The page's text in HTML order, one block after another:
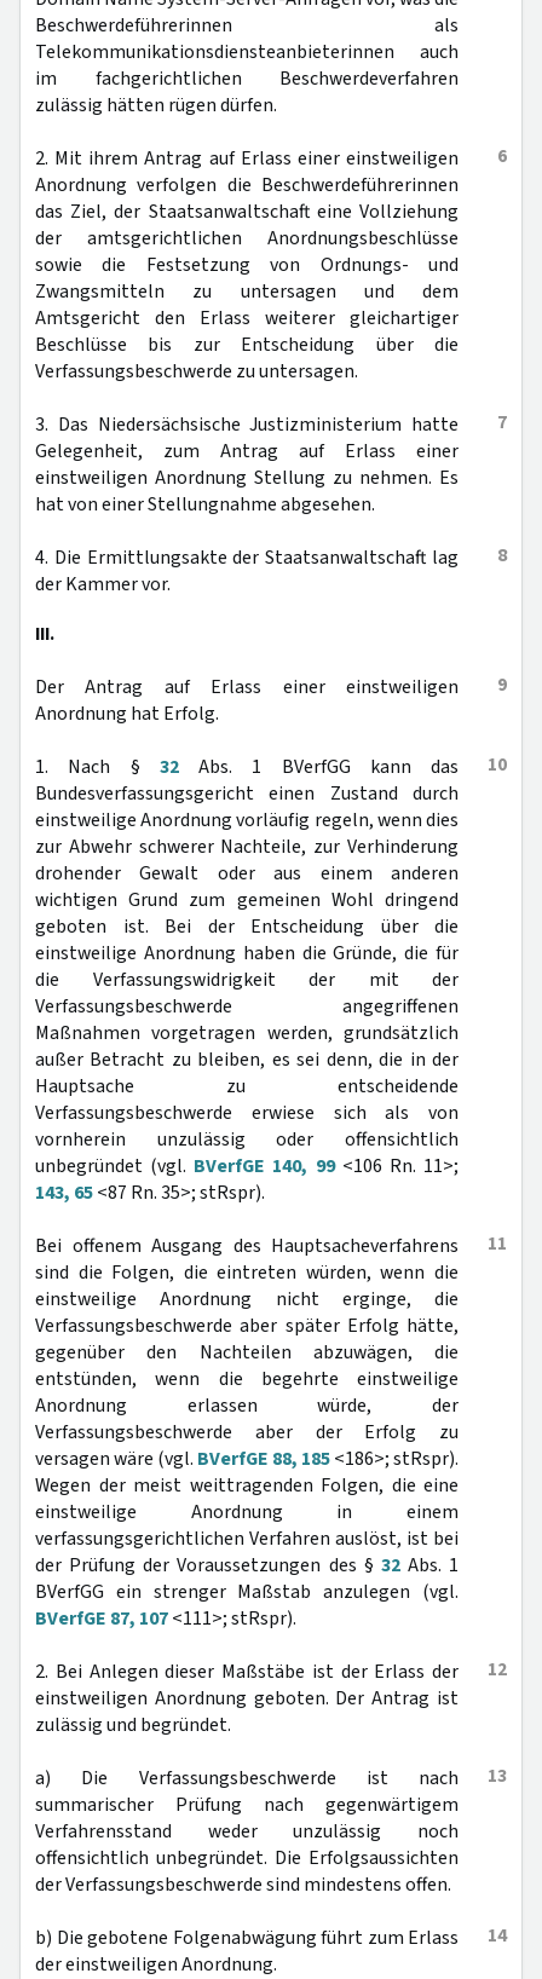
Beschwerdeführerinnen als
Telekommunikationsdiensteanbieterinnen auch
im fachgerichtlichen Beschwerdeverfahren
zulässig hätten rügen dürfen.
6
2. Mit ihrem Antrag auf Erlass einer einstweiligen
Anordnung verfolgen die Beschwerdeführerinnen
das Ziel, der Staatsanwaltschaft eine Vollziehung
der amtsgerichtlichen Anordnungsbeschlüsse
sowie die Festsetzung von Ordnungs- und
Zwangsmitteln zu untersagen und dem
Amtsgericht den Erlass weiterer gleichartiger
Beschlüsse bis zur Entscheidung über die
Verfassungsbeschwerde zu untersagen.
7
3. Das Niedersächsische Justizministerium hatte
Gelegenheit, zum Antrag auf Erlass einer
einstweiligen Anordnung Stellung zu nehmen. Es
hat von einer Stellungnahme abgesehen.
8
4. Die Ermittlungsakte der Staatsanwaltschaft lag
der Kammer vor.
III.
9
Der Antrag auf Erlass einer einstweiligen
Anordnung hat Erfolg.
10
1. Nach § 32Abs. 1 BVerfGG kann das
Bundesverfassungsgericht einen Zustand durch
einstweilige Anordnung vorläufig regeln, wenn dies
zur Abwehr schwerer Nachteile, zur Verhinderung
drohender Gewalt oder aus einem anderen
wichtigen Grund zum gemeinen Wohl dringend
geboten ist. Bei der Entscheidung über die
einstweilige Anordnung haben die Gründe, die für
die Verfassungswidrigkeit der mit der
Verfassungsbeschwerde angegriffenen
Maßnahmen vorgetragen werden, grundsätzlich
außer Betracht zu bleiben, es sei denn, die in der
Hauptsache zu entscheidende
Verfassungsbeschwerde erwiese sich als von
vornherein unzulässig oder offensichtlich
unbegründet (vgl. BVerfGE 140, 99<106 Rn. 11>;
143, 65<87 Rn. 35>; stRspr).
11
Bei offenem Ausgang des Hauptsacheverfahrens
sind die Folgen, die eintreten würden, wenn die
einstweilige Anordnung nicht erginge, die
Verfassungsbeschwerde aber später Erfolg hätte,
gegenüber den Nachteilen abzuwägen, die
entstünden, wenn die begehrte einstweilige
Anordnung erlassen würde, der
Verfassungsbeschwerde aber der Erfolg zu
versagen wäre (vgl. BVerfGE 88, 185<186>; stRspr).
Wegen der meist weittragenden Folgen, die eine
einstweilige Anordnung in einem
verfassungsgerichtlichen Verfahren auslöst, ist bei
der Prüfung der Voraussetzungen des § 32Abs. 1
BVerfGG ein strenger Maßstab anzulegen (vgl.
BVerfGE 87, 107<111>; stRspr).
12
2. Bei Anlegen dieser Maßstäbe ist der Erlass der
einstweiligen Anordnung geboten. Der Antrag ist
zulässig und begründet.
13
a) Die Verfassungsbeschwerde ist nach
summarischer Prüfung nach gegenwärtigem
Verfahrensstand weder unzulässig noch
offensichtlich unbegründet. Die Erfolgsaussichten
der Verfassungsbeschwerde sind mindestens offen.
14
b) Die gebotene Folgenabwägung führt zum Erlass
der einstweiligen Anordnung.